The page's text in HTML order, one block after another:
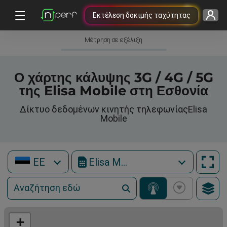
Εκτέλεση δοκιμής ταχύτητας
Μέτρηση σε εξέλιξη
Ο χάρτης κάλυψης 3G / 4G / 5G
της Elisa Mobile στη Εσθονία
Δίκτυο δεδομένων κινητής τηλεφωνίαςElisa
Mobile
EE Elisa Mobile
+